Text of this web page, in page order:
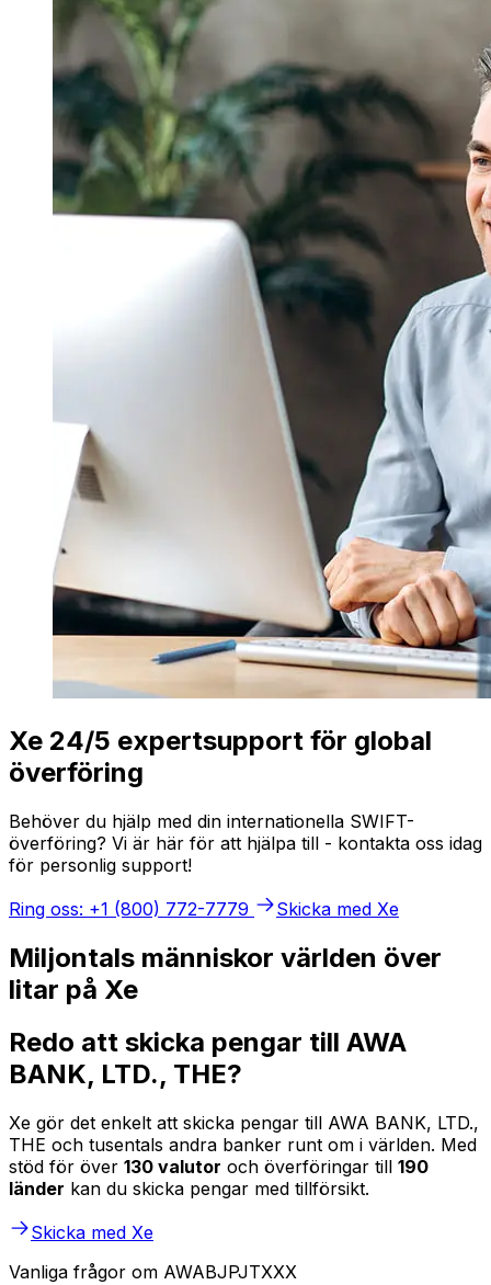
Xe 24/5 expertsupport för global
överföring
Behöver du hjälp med din internationella SWIFT-
överföring? Vi är här för att hjälpa till - kontakta oss idag
för personlig support!
Ring oss: +1 (800) 772-7779
Skicka med Xe
Miljontals människor världen över
litar på Xe
Redo att skicka pengar till AWA
BANK, LTD., THE?
Xe gör det enkelt att skicka pengar till AWA BANK, LTD.,
THE och tusentals andra banker runt om i världen. Med
stöd för över 130 valutor och överföringar till 190
länder kan du skicka pengar med tillförsikt.
Skicka med Xe
Vanliga frågor om AWABJPJTXXX